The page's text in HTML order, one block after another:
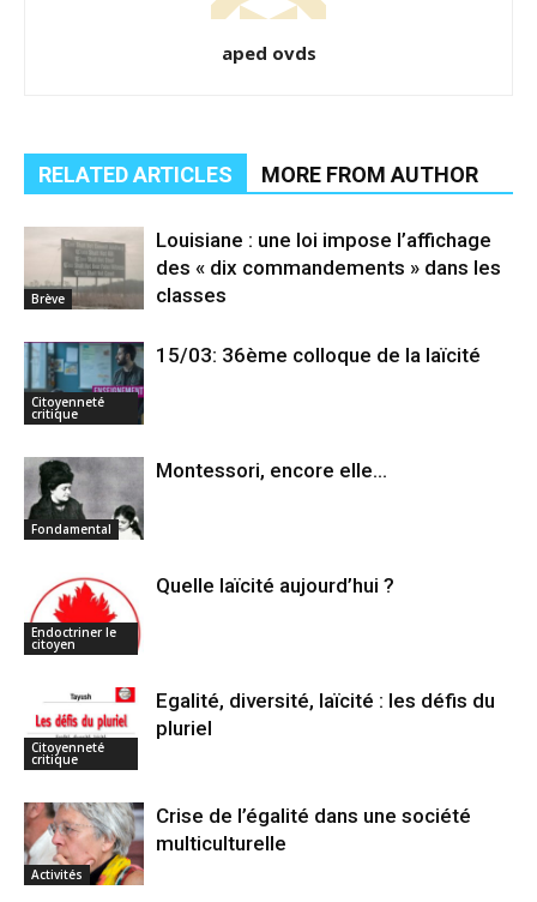
aped ovds
RELATED ARTICLES MORE FROM AUTHOR
Brève
Louisiane : une loi impose l’affichage
des « dix commandements » dans les
classes
Citoyenneté
critique
15/03: 36ème colloque de la laïcité
Fondamental
Montessori, encore elle…
Endoctriner le
citoyen
Quelle laïcité aujourd’hui ?
Citoyenneté
critique
Egalité, diversité, laïcité : les défis du
pluriel
Activités
Crise de l’égalité dans une société
multiculturelle